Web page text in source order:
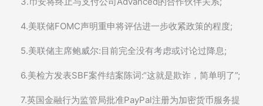
4.美联储FOMC声明重申将评估进一步收紧政策的程度;
5.美联储主席鲍威尔:目前完全没有考虑或讨论过降息;
6.美检方发表SBF案件结案陈词:“这就是欺诈，简单明了”;
7.英国金融行为监管局批准PayPal注册为加密货币服务提